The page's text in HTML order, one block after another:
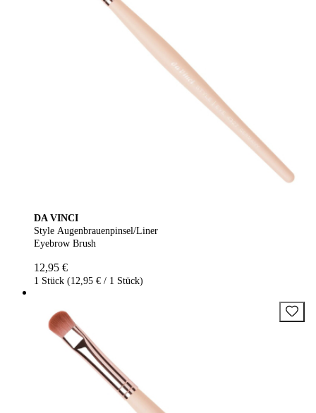
DA VINCI
Style Augenbrauenpinsel/Liner
Eyebrow Brush
12,95 €
1 Stück (12,95 € / 1 Stück)